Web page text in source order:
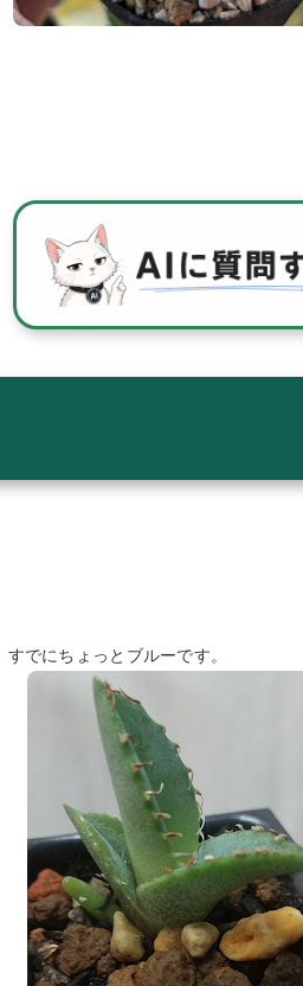
でにちょっとブルーです。